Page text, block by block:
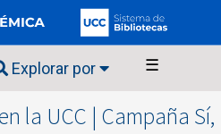
Explorar por ☰
la UCC | Campaña Sí,